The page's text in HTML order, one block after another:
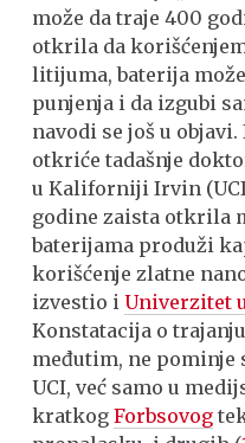
PRIJAVI LAŽNU VEST!
može da traje 400
otkrila da
litijuma, baterija
punjenja i da izgubi
navodi se još u
otkriće tadašnje
u Kaliforniji Irvin
godine zaista otkrila
baterijama produži
korišćenje zlatne
izvestio iUniverzitet
Konstatacija o
međutim, ne pominje
UCI, već samo u
kratkogForbsovog